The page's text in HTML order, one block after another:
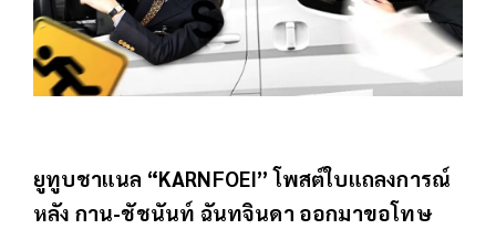
ยูทูบชาแนล “KARNFOEI” โพสต์ใบแถลงการณ์
หลัง กาน-ชัชนันท์ ฉันทจินดา ออกมาขอโทษ